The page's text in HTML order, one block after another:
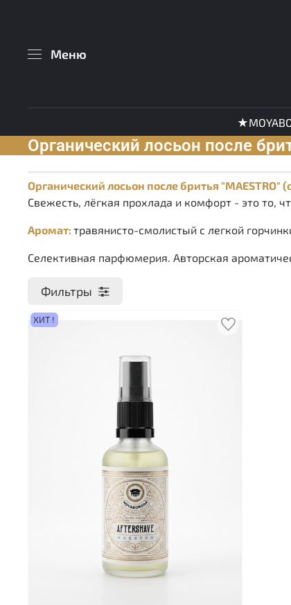
Меню
Органический лосьон после
Органический лосьон после бритья
Свежесть, лёгкая прохлада и комфорт - это то,
Аромат: травянисто-смолистый с легкой
Селективная парфюмерия. Авторская
Фильтры
ХИТ !